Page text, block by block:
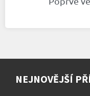
NEJNOVĚJŠÍ